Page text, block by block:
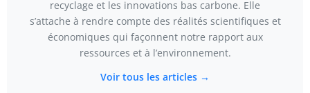
recyclage et les innovations bas carbone. Elle
s’attache à rendre compte des réalités scientifiques et
économiques qui façonnent notre rapport aux
ressources et à l’environnement.
Voir tous les articles →